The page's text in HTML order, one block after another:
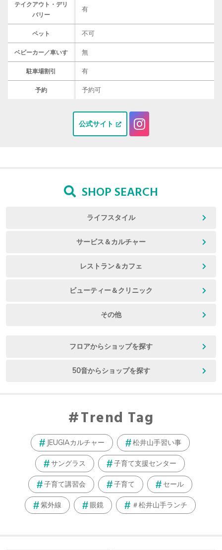
テイクアウト・デリ
バリー
有
ペット 不可
ベビーカー／車いす 無
駐車場割引 有
予約 予約可
公式サイト
SHOP SEARCH
ライフスタイル
サービス＆カルチャー
レストラン＆カフェ
ビューティー＆クリニック
その他
フロアからショップを探す
50音からショップを探す
Trend Tag
JEUGIAカルチャー 松井山手習い事
サングラス 子育て支援センター
子育て講習会 子育て セール
紫外線 眼鏡 ＃松井山手ランチ